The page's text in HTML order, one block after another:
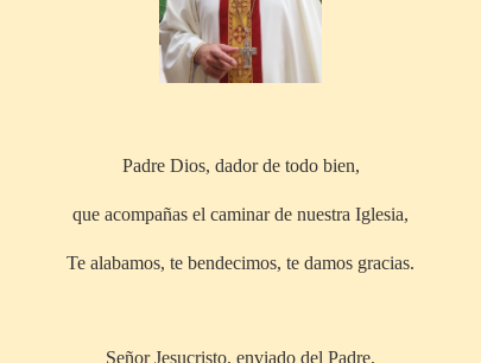
Padre Dios, dador de todo bien,
que acompañas el caminar de nuestra Iglesia,
Te alabamos, te bendecimos, te damos gracias.
Señor Jesucristo, enviado del Padre,